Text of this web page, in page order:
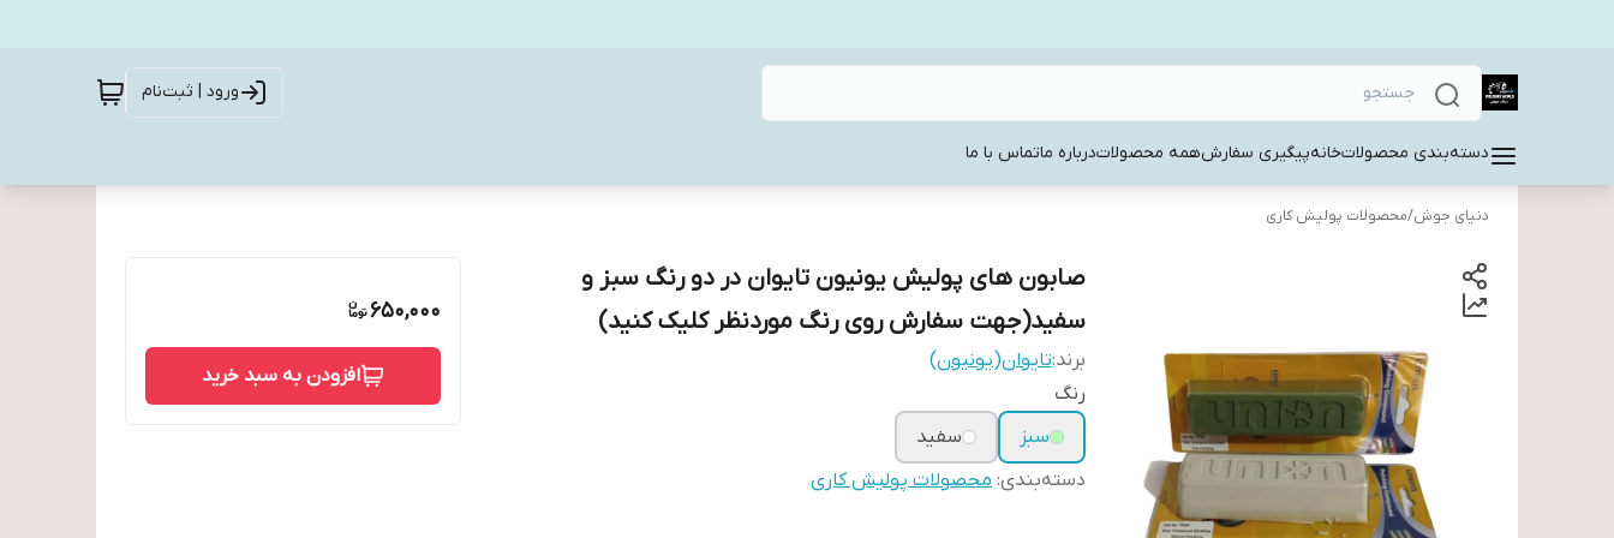
ورود | ثبت‌نام
دسته‌بندی محصولاتخانهپیگیری سفارشهمه محصولاتدرباره ماتماس با ما
دنیای جوش/محصولات پولیش کاری
صابون های پولیش یونیون تایوان در دو رنگ سبز و
سفید(جهت سفارش روی رنگ موردنظر کلیک کنید)
برند:تایوان(یونیون)
رنگ
سبز
سفید
دسته‌بندی: محصولات پولیش کاری
650,000
افزودن به سبد خرید